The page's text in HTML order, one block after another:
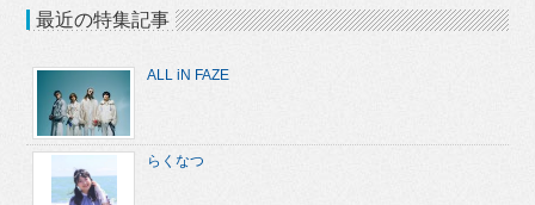
最近の特集記事
ALL iN FAZE
らくなつ